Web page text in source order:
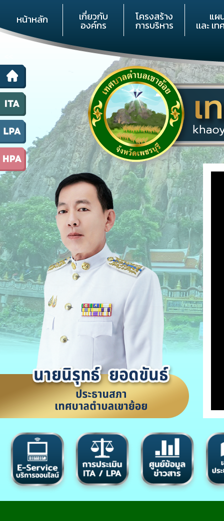
หน้าหลัก เกี่ยวกับ
องค์กร
โครงสร้าง
การบริหาร
แผ
เเละ